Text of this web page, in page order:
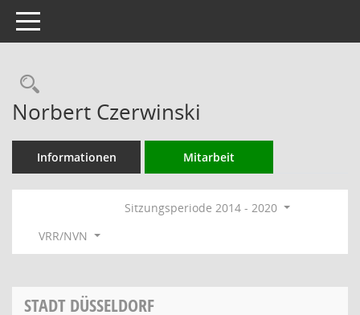
Toggle navigation
Rechercheauswahl
Norbert Czerwinski
Informationen Mitarbeit
Sitzungsperiode 2014 - 2020
VRR/NVN
STADT DÜSSELDORF